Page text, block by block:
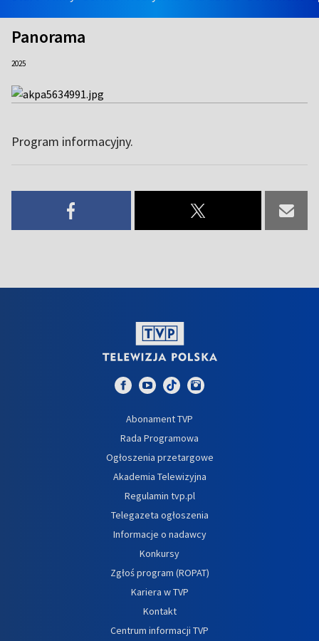
Panorama
2025
Program informacyjny.
Abonament TVP
Rada Programowa
Ogłoszenia przetargowe
Akademia Telewizyjna
Regulamin tvp.pl
Telegazeta ogłoszenia
Informacje o nadawcy
Konkursy
Zgłoś program (ROPAT)
Kariera w TVP
Kontakt
Centrum informacji TVP